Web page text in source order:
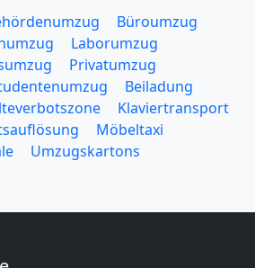
Büroumzug
Laborumzug
Privatumzug
Beiladung
Klaviertransport
Möbeltaxi
Umzugskartons